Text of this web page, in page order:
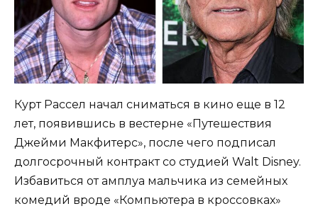
Курт Рассел начал сниматься в кино еще в 12
лет, появившись в вестерне «Путешествия
Джейми Макфитерс», после чего подписал
долгосрочный контракт со студией Walt Disney.
Избавиться от амплуа мальчика из семейных
комедий вроде «Компьютера в кроссовках»